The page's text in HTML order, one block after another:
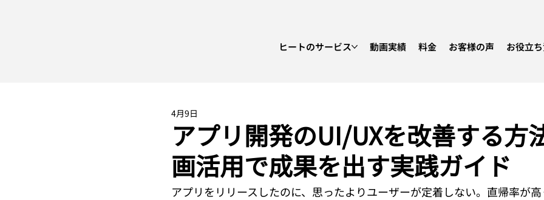
ヒートのサービス 動画実績 料金 お客様の声 お役立
アプリ開発のUI/UXを改善する方
画活用で成果を出す実践ガイド
4月9日
アプリをリリースしたのに、思ったよりユーザーが定着しない。直帰率が